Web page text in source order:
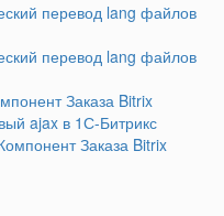
перевод lang файлов
перевод lang файлов
Заказа Bitrix
ajax в 1С-Битрикс
Заказа Bitrix